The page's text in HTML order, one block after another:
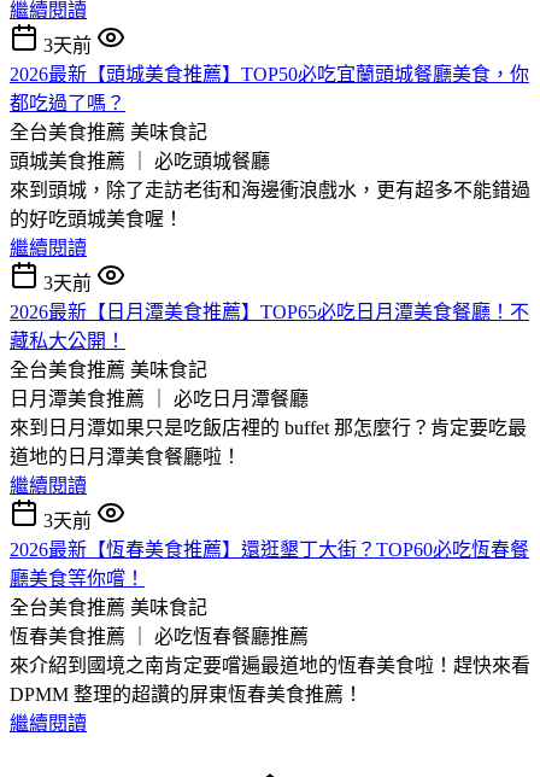
繼續閱讀
3天前
2026最新【頭城美食推薦】TOP50必吃宜蘭頭城餐廳美食，你
都吃過了嗎？
全台美食推薦 美味食記
頭城美食推薦 ｜ 必吃頭城餐廳
來到頭城，除了走訪老街和海邊衝浪戲水，更有超多不能錯過
的好吃頭城美食喔！
繼續閱讀
3天前
2026最新【日月潭美食推薦】TOP65必吃日月潭美食餐廳！不
藏私大公開！
全台美食推薦 美味食記
日月潭美食推薦 ｜ 必吃日月潭餐廳
來到日月潭如果只是吃飯店裡的 buffet 那怎麼行？肯定要吃最
道地的日月潭美食餐廳啦！
繼續閱讀
3天前
2026最新【恆春美食推薦】還逛墾丁大街？TOP60必吃恆春餐
廳美食等你嚐！
全台美食推薦 美味食記
恆春美食推薦 ｜ 必吃恆春餐廳推薦
來介紹到國境之南肯定要嚐遍最道地的恆春美食啦！趕快來看
DPMM 整理的超讚的屏東恆春美食推薦！
繼續閱讀